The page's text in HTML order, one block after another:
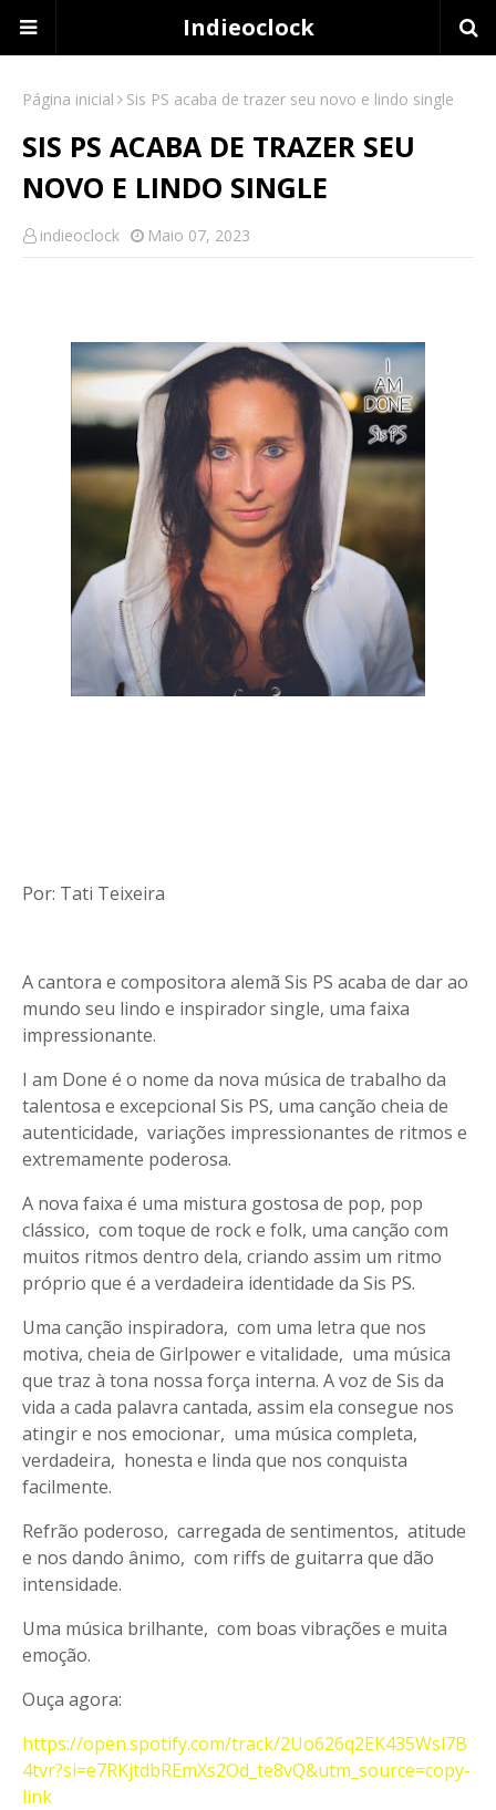
Indieoclock
Página inicial Sis PS acaba de trazer seu novo e lindo single
SIS PS ACABA DE TRAZER SEU
NOVO E LINDO SINGLE
indieoclock Maio 07, 2023
Por: Tati Teixeira
A cantora e compositora alemã Sis PS acaba de dar ao
mundo seu lindo e inspirador single, uma faixa
impressionante.
I am Done é o nome da nova música de trabalho da
talentosa e excepcional Sis PS, uma canção cheia de
autenticidade, variações impressionantes de ritmos e
extremamente poderosa.
A nova faixa é uma mistura gostosa de pop, pop
clássico, com toque de rock e folk, uma canção com
muitos ritmos dentro dela, criando assim um ritmo
próprio que é a verdadeira identidade da Sis PS.
Uma canção inspiradora, com uma letra que nos
motiva, cheia de Girlpower e vitalidade, uma música
que traz à tona nossa força interna. A voz de Sis da
vida a cada palavra cantada, assim ela consegue nos
atingir e nos emocionar, uma música completa,
verdadeira, honesta e linda que nos conquista
facilmente.
Refrão poderoso, carregada de sentimentos, atitude
e nos dando ânimo, com riffs de guitarra que dão
intensidade.
Uma música brilhante, com boas vibrações e muita
emoção.
Ouça agora:
https://open.spotify.com/track/2Uo626q2EK435Wsl7B
4tvr?si=e7RKjtdbREmXs2Od_te8vQ&utm_source=copy-
link